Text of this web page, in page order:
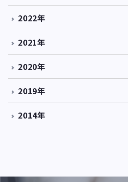
2022年
2021年
2020年
2019年
2014年